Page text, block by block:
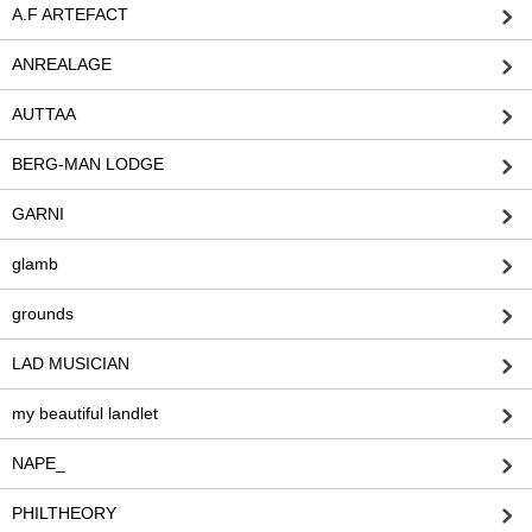
A.F ARTEFACT
ANREALAGE
AUTTAA
BERG-MAN LODGE
GARNI
glamb
grounds
LAD MUSICIAN
my beautiful landlet
NAPE_
PHILTHEORY